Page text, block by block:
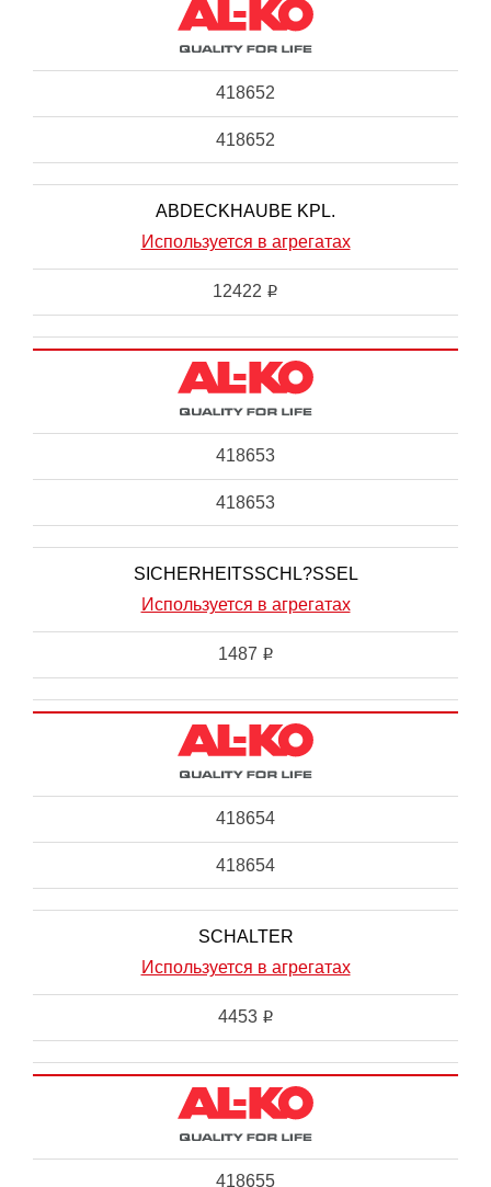
418652
418652
ABDECKHAUBE KPL.
Используется в агрегатах
12422 i
418653
418653
SICHERHEITSSCHL?SSEL
Используется в агрегатах
1487 i
418654
418654
SCHALTER
Используется в агрегатах
4453 i
418655